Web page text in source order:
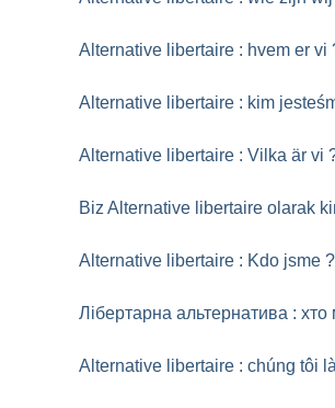
Alternative libertaire : hvem er vi
Alternative libertaire : kim
Alternative libertaire : Vilka är vi
Biz Alternative libertaire olarak
Alternative libertaire : Kdo jsme ?
Лібертарна альтернатива : хто
Alternative libertaire : chúng tôi